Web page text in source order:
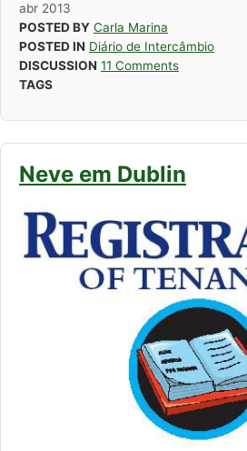
abr 2013
POSTED BY Carla Marina
POSTED IN Diário de Intercâmbio
DISCUSSION 11 Comments
TAGS
Neve em Dublin